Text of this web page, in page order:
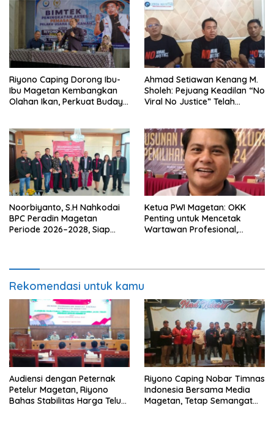
Riyono Caping Dorong Ibu-
Ibu Magetan Kembangkan
Olahan Ikan, Perkuat Budaya
Ahmad Setiawan Kenang M.
Sholeh: Pejuang Keadilan “No
Viral No Justice” Telah
Noorbiyanto, S.H Nahkodai
BPC Peradin Magetan
Periode 2026–2028, Siap
Ketua PWI Magetan: OKK
Penting untuk Mencetak
Wartawan Profesional,
Rekomendasi untuk kamu
Audiensi dengan Peternak
Petelur Magetan, Riyono
Bahas Stabilitas Harga Telur
Riyono Caping Nobar Timnas
Indonesia Bersama Media
Magetan, Tetap Semangat